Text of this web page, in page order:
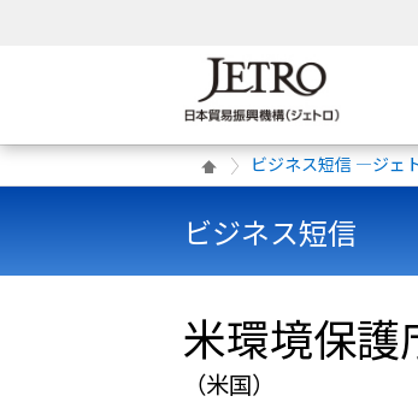
ビジネス短信 ―ジェ
ビジネス短信
米環境保護
（米国）